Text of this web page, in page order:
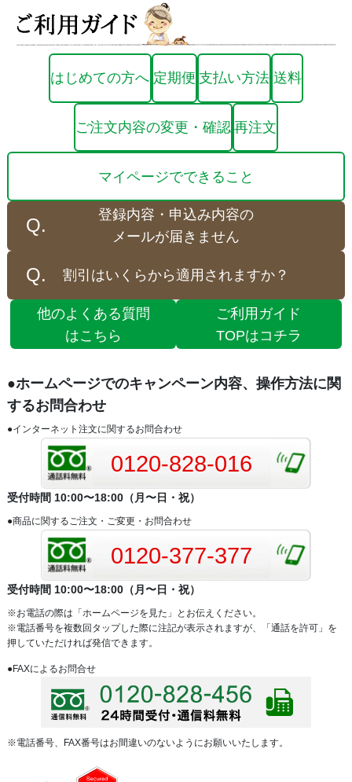
はじめての方へ 定期便 支払い方法 送料
ご注文内容の変更・確認 再注文
マイページでできること
登録内容・申込み内容の
メールが届きません
割引はいくらから適用されますか？
他のよくある質問
はこちら
ご利用ガイド
TOPはコチラ
●ホームページでのキャンペーン内容、操作方法に関
するお問合わせ
●インターネット注文に関するお問合わせ
0120-828-016
受付時間 10:00〜18:00（月〜日・祝）
●商品に関するご注文・ご変更・お問合わせ
0120-377-377
受付時間 10:00〜18:00（月〜日・祝）
※お電話の際は「ホームページを見た」とお伝えください。
※電話番号を複数回タップした際に注記が表示されますが、「通話を許可」を
押していただければ発信できます。
●FAXによるお問合せ
※電話番号、FAX番号はお間違いのないようにお願いいたします。